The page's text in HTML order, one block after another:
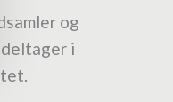
og
i